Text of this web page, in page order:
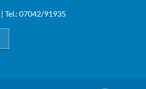
| Tel.: 07042/91935